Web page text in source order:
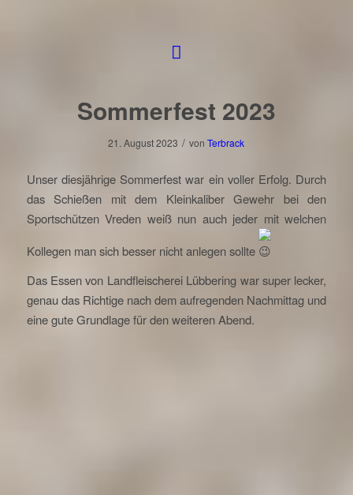
Sommerfest 2023
21. August 2023 / vonTerbrack
Unser diesjährige Sommerfest war ein voller Erfolg. Durch
das Schießen mit dem Kleinkaliber Gewehr bei den
Sportschützen Vreden weiß nun auch jeder mit welchen
Kollegen man sich besser nicht anlegen sollte
Das Essen von Landfleischerei Lübbering war super lecker,
genau das Richtige nach dem aufregenden Nachmittag und
eine gute Grundlage für den weiteren Abend.